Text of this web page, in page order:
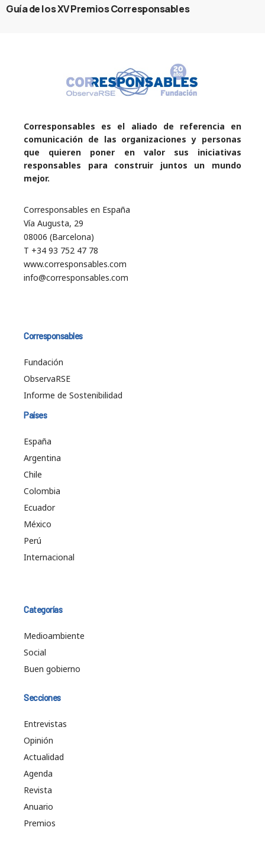
Guía de los XV Premios Corresponsables
Corresponsables es el aliado de referencia en
comunicación de las organizaciones y personas
que quieren poner en valor sus iniciativas
responsables para construir juntos un mundo
mejor.
Corresponsables en España
Vía Augusta, 29
08006 (Barcelona)
T +34 93 752 47 78
www.corresponsables.com
info@corresponsables.com
Corresponsables
Fundación
ObservaRSE
Informe de Sostenibilidad
Países
España
Argentina
Chile
Colombia
Ecuador
México
Perú
Internacional
Categorías
Medioambiente
Social
Buen gobierno
Secciones
Entrevistas
Opinión
Actualidad
Agenda
Revista
Anuario
Premios